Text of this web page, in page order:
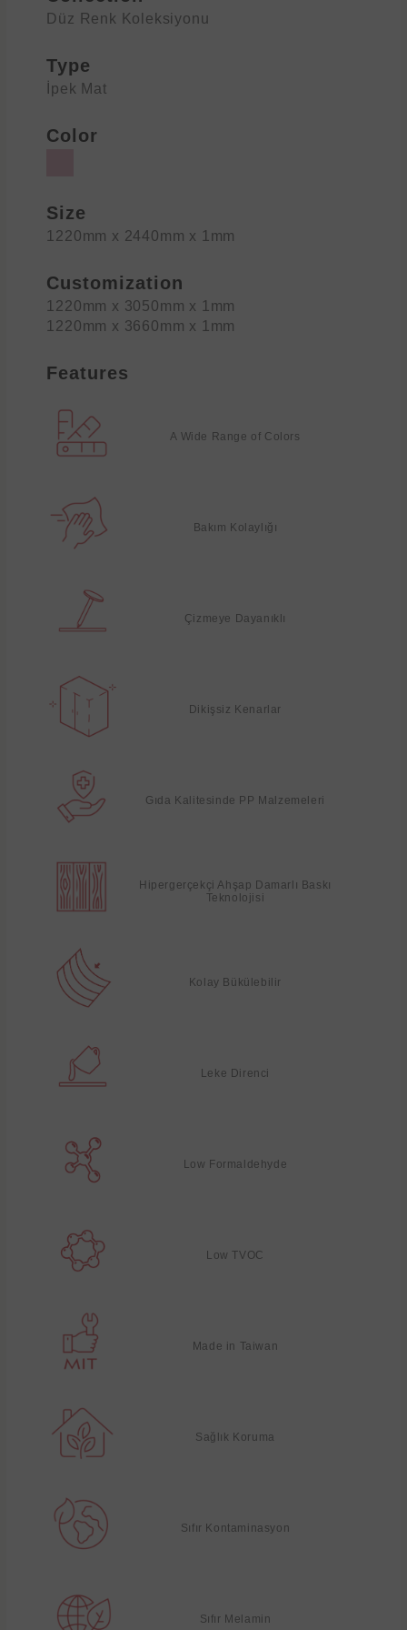
Düz Renk Koleksiyonu
Type
İpek Mat
Color
Size
1220mm x 2440mm x 1mm
Customization
1220mm x 3050mm x 1mm
1220mm x 3660mm x 1mm
Features
A Wide Range of Colors
Bakım Kolaylığı
Çizmeye Dayanıklı
Dikişsiz Kenarlar
Gıda Kalitesinde PP Malzemeleri
Hipergerçekçi Ahşap Damarlı Baskı
Teknolojisi
Kolay Bükülebilir
Leke Direnci
Low Formaldehyde
Low TVOC
Made in Taiwan
Sağlık Koruma
Sıfır Kontaminasyon
Sıfır Melamin